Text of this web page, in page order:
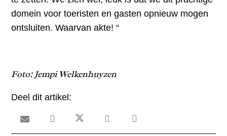
domein voor toeristen en gasten opnieuw mogen
ontsluiten. Waarvan akte! “
Foto: Jempi Welkenhuyzen
Deel dit artikel: